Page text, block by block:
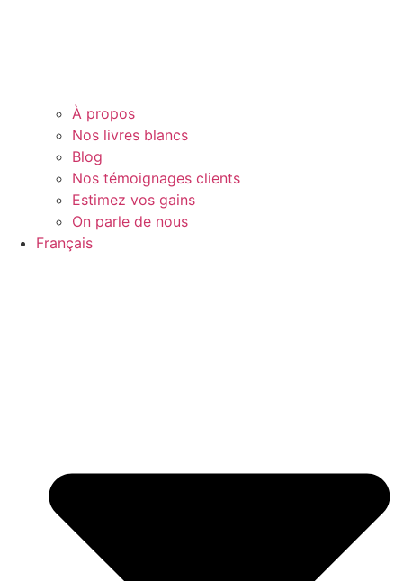
À propos
Nos livres blancs
Blog
Nos témoignages clients
Estimez vos gains
On parle de nous
Français